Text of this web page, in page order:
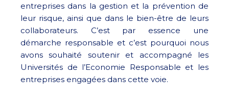
entreprises dans la gestion et la prévention de
leur risque, ainsi que dans le bien-être de leurs
collaborateurs. C’est par essence une
démarche responsable et c’est pourquoi nous
avons souhaité soutenir et accompagné les
Universités de l’Economie Responsable et les
entreprises engagées dans cette voie.